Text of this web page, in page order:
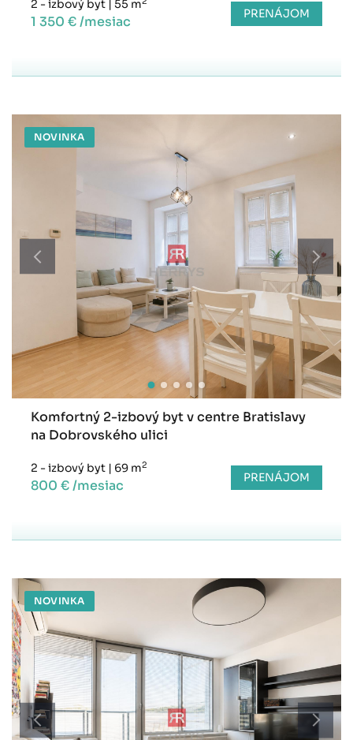
2 - izbový byt | 55 m
1 350 € /mesiac PRENÁJOM
NOVINKA
Komfortný 2-izbový byt v centre Bratislavy
na Dobrovského ulici
2 - izbový byt | 69 m2
800 € /mesiac PRENÁJOM
NOVINKA